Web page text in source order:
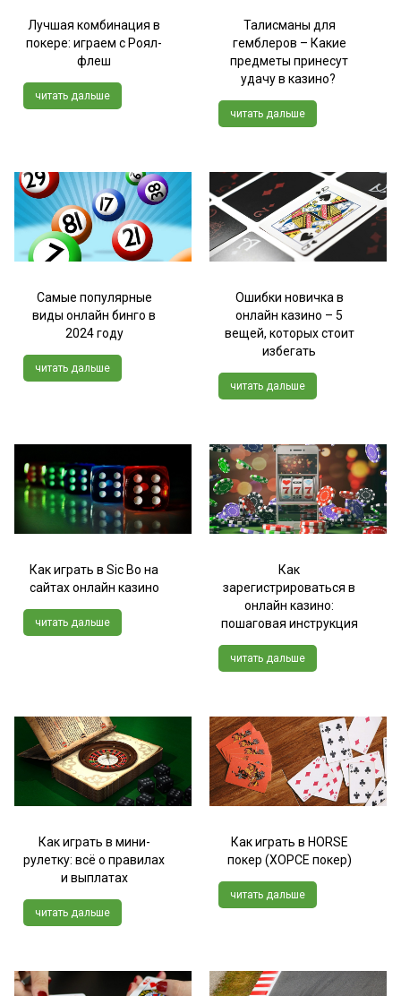
Лучшая комбинация в
покере: играем с Роял-
флеш
читать дальше
Талисманы для
гемблеров – Какие
предметы принесут
удачу в казино?
читать дальше
Самые популярные
виды онлайн бинго в
2024 году
читать дальше
Ошибки новичка в
онлайн казино – 5
вещей, которых стоит
избегать
читать дальше
Как играть в Sic Bo на
сайтах онлайн казино
читать дальше
Как
зарегистрироваться в
онлайн казино:
пошаговая инструкция
читать дальше
Как играть в мини-
рулетку: всё о правилах
и выплатах
читать дальше
Как играть в HORSE
покер (ХОРСЕ покер)
читать дальше